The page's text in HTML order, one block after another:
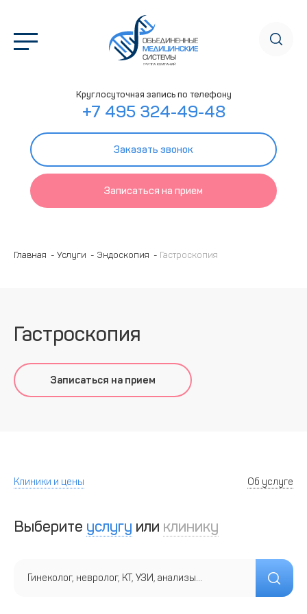
Заказать звонок
Записаться на прием
Круглосуточная запись по телефону
+7 495 324-49-48
Главная Услуги Эндоскопия Гастроскопия
Гастроскопия
Записаться на прием
Клиники и цены Об услуге
Выберите услугу или клинику